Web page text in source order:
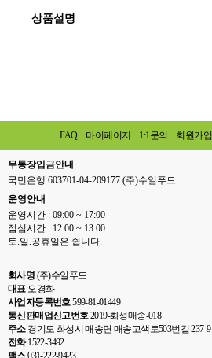
상품설명
FAQ 마이페이지 1:1문의 회원가입
무통장입금안내
국민은행 603701-04-209177 (주)수일푸드
운영안내
운영시간 : 09:00 ~ 17:00
점심시간 : 12:00 ~ 13:00
토.일.공휴일은 쉽니다.
회사명 (주)수일푸드
대표오경화
사업자등록번호599-81-01449
통신판매업신고번호2019-화성매송-018
주소경기도 화성시 매송면 매송고색로503번길 237-9
전화1522-3492
팩스031-222-9423